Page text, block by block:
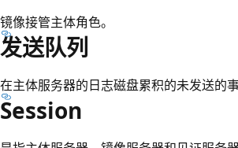
镜像接管主体角色。
发送队列
在主体服务器的日志磁盘累积的未发送的
Session